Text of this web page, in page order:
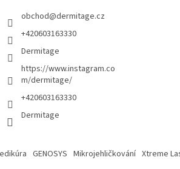
obchod@dermitage.cz
+420603163330
Dermitage
https://www.instagram.co
m/dermitage/
+420603163330
Dermitage
GENOSYS Mikrojehličkování Xtreme